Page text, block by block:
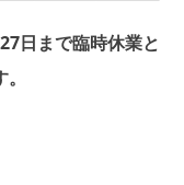
日まで臨時休業と